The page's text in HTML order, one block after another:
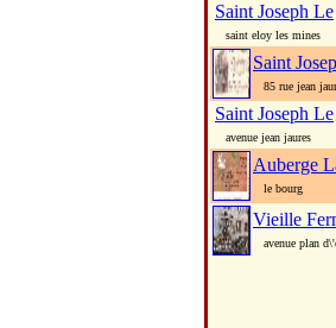
Saint Joseph Le
saint eloy les mines
Saint
85 rue jean
Saint Joseph Le
avenue jean jaures
Auberge
le bourg
Vieille
avenue plan